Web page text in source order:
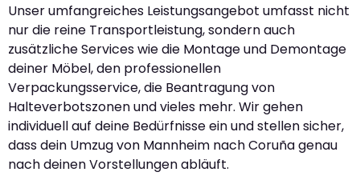
Unser umfangreiches Leistungsangebot umfasst nicht
nur die reine Transportleistung, sondern auch
zusätzliche Services wie die Montage und Demontage
deiner Möbel, den professionellen
Verpackungsservice, die Beantragung von
Halteverbotszonen und vieles mehr. Wir gehen
individuell auf deine Bedürfnisse ein und stellen sicher,
dass dein Umzug von Mannheim nach Coruña genau
nach deinen Vorstellungen abläuft.